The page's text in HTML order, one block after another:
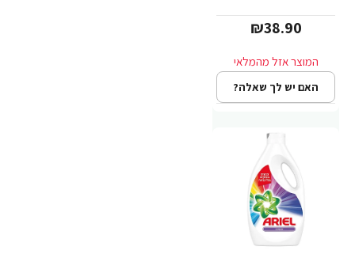
₪38.90
האם יש לך שאלה?